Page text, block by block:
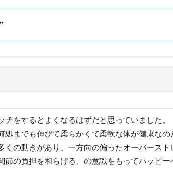
”
をするとよくなるはずだと思っていました
までも伸びて柔らかくて柔軟な体が健康な
の動きがあり、一方向の偏ったオーバース
の負担を和らげる、の意識をもってハッピ